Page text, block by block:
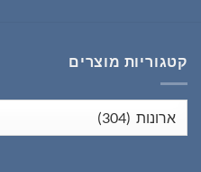
קטגוריות מוצרים